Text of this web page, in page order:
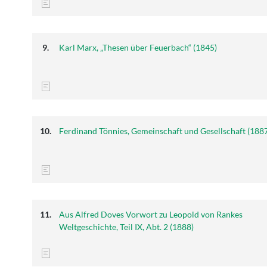
Karl Marx, „Thesen über Feuerbach“ (1845)
Ferdinand Tönnies, Gemeinschaft und Gesellschaft
Aus Alfred Doves Vorwort zu Leopold von Rankes
Weltgeschichte, Teil IX, Abt. 2 (1888)